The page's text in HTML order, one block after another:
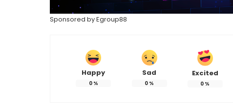
Sponsored byEgroup88
Happy
0%
Sad
0 %
Excited
0 %